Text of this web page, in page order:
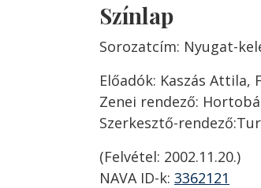
Színlap
Sorozatcím: Nyugat-
Előadók: Kaszás Attila,
Zenei rendező:
Szerkesztő-
(Felvétel: 2002.11.20.)
NAVA ID-k: 3362121